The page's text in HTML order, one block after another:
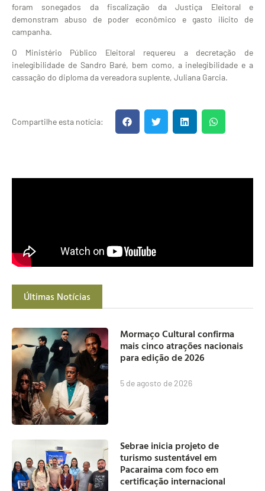
foram sonegados da fiscalização da Justiça Eleitoral e
demonstram abuso de poder econômico e gasto ilícito de
campanha.
O Ministério Público Eleitoral requereu a decretação de
inelegibilidade de Sandro Baré, bem como, a inelegibilidade e a
cassação do diploma da vereadora suplente, Juliana Garcia.
Compartilhe esta notícia:
Últimas Notícias
Mormaço Cultural confirma
mais cinco atrações nacionais
para edição de 2026
5 de agosto de 2026
Sebrae inicia projeto de
turismo sustentável em
Pacaraima com foco em
certificação internacional